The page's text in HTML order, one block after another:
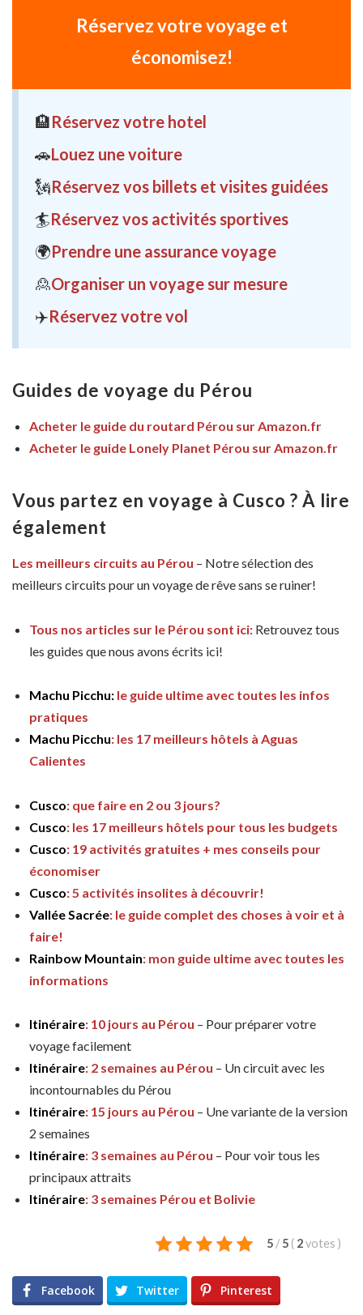
Réservez votre voyage et
économisez!
🏨Réservez votre hotel
🚗Louez une voiture
🗽Réservez vos billets et visites guidées
🏄Réservez vos activités sportives
🌍Prendre une assurance voyage
🙎Organiser un voyage sur mesure
✈️Réservez votre vol
Guides de voyage du Pérou
Acheter le guide du routard Pérou sur Amazon.fr
Acheter le guide Lonely Planet Pérou sur Amazon.fr
Vous partez en voyage à Cusco ? À lire
également
Les meilleurs circuits au Pérou – Notre sélection des
meilleurs circuits pour un voyage de rêve sans se ruiner!
Tous nos articles sur le Pérou sont ici: Retrouvez tous
les guides que nous avons écrits ici!
Machu Picchu: le guide ultime avec toutes les infos
pratiques
Machu Picchu: les 17 meilleurs hôtels à Aguas
Calientes
Cusco: que faire en 2 ou 3 jours?
Cusco: les 17 meilleurs hôtels pour tous les budgets
Cusco: 19 activités gratuites + mes conseils pour
économiser
Cusco: 5 activités insolites à découvrir!
Vallée Sacrée: le guide complet des choses à voir et à
faire!
Rainbow Mountain: mon guide ultime avec toutes les
informations
Itinéraire: 10 jours au Pérou – Pour préparer votre
voyage facilement
Itinéraire: 2 semaines au Pérou – Un circuit avec les
incontournables du Pérou
Itinéraire: 15 jours au Pérou – Une variante de la version
2 semaines
Itinéraire: 3 semaines au Pérou – Pour voir tous les
principaux attraits
Itinéraire: 3 semaines Pérou et Bolivie
5 / 5 ( 2votes )
Facebook Twitter Pinterest